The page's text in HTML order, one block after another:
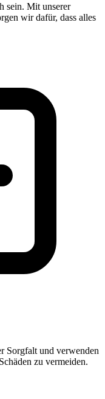
sein. Mit unserer
wir dafür, dass alles
Sorgfalt und verwenden
zu vermeiden.